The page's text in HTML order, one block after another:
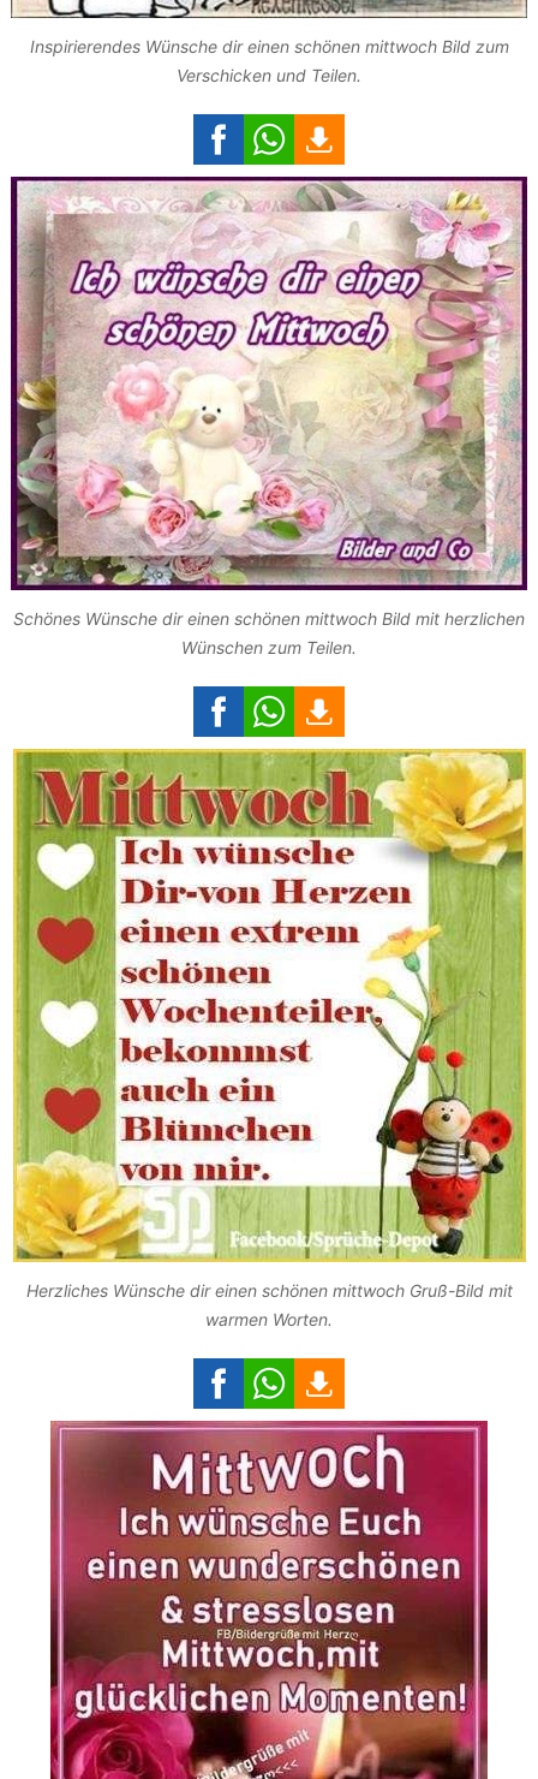
Inspirierendes Wünsche dir einen schönen mittwoch Bild zum
Verschicken und Teilen.
Schönes Wünsche dir einen schönen mittwoch Bild mit herzlichen
Wünschen zum Teilen.
Herzliches Wünsche dir einen schönen mittwoch Gruß-Bild mit
warmen Worten.